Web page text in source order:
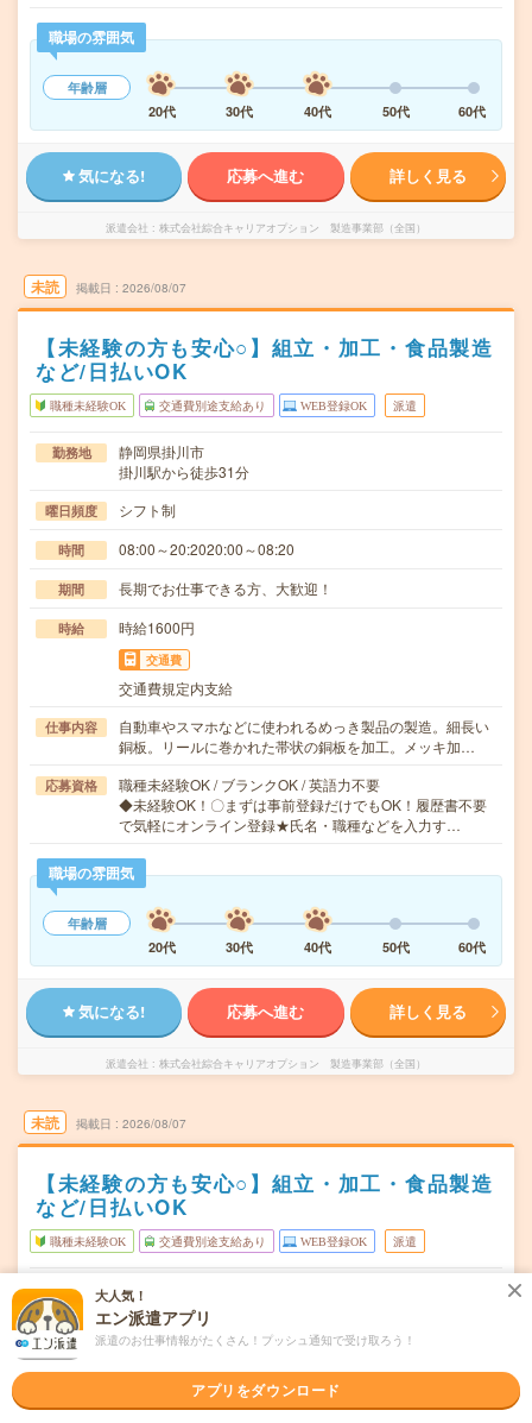
職場の雰囲気
年齢層
20代
30代 40代 50代 60代
気になる! 応募へ進む 詳しく見る
派遣会社 株式会社綜合キャリアオプション 製造事業部（全国）
未読 掲載日 2026/08/07
【未経験の方も安心○】組立・加工・食品製造
など/日払いOK
職種未経験OK 交通費別途支給あり WEB登録OK 派遣
勤務地
静岡県掛川市
掛川駅から徒歩31分
曜日頻度 シフト制
時間 08:00～20:2020:00～08:20
期間 長期でお仕事できる方、大歓迎！
時給 時給1600円
交通費
交通費規定内支給
仕事内容
自動車やスマホなどに使われるめっき製品の製造。細長い
銅板。リールに巻かれた帯状の銅板を加工。メッキ加…
応募資格
職種未経験OK / ブランクOK / 英語力不要
◆未経験OK！〇まずは事前登録だけでもOK！履歴書不要
で気軽にオンライン登録★氏名・職種などを入力す…
職場の雰囲気
年齢層
20代
30代 40代 50代 60代
気になる! 応募へ進む 詳しく見る
派遣会社 株式会社綜合キャリアオプション 製造事業部（全国）
未読 掲載日 2026/08/07
【未経験の方も安心○】組立・加工・食品製造
など/日払いOK
職種未経験OK 交通費別途支給あり WEB登録OK 派遣
勤務地
静岡県掛川市
掛川駅から徒歩31分
曜日頻度 シフト制
08:00～20:2020:00～08:20
大人気！
エン派遣アプリ
派遣のお仕事情報がたくさん！プッシュ通知で受け取ろう！
アプリをダウンロード